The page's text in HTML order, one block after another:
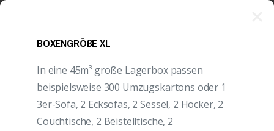
BOXENGRÖßE XL
In eine 45m³ große Lagerbox passen
beispielsweise 300 Umzugskartons oder 1
3er-Sofa, 2 Ecksofas, 2 Sessel, 2 Hocker, 2
Couchtische, 2 Beistelltische, 2